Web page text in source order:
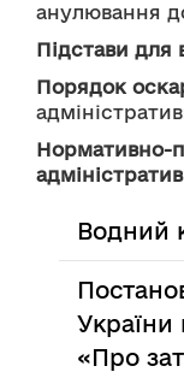
анулювання
Підстави для
Порядок
Нормативно-
Водний
України
«Про